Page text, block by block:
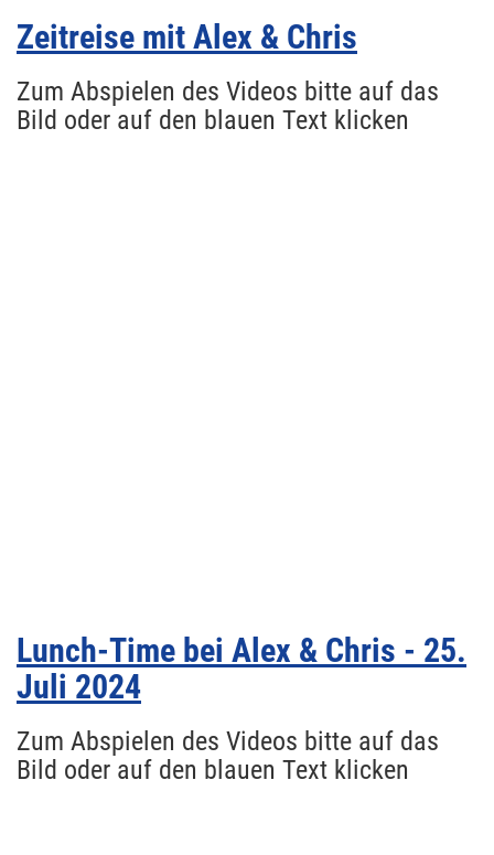
Zeitreise mit Alex & Chris
Zum Abspielen des Videos bitte auf das
Bild oder auf den blauen Text klicken
Lunch-Time bei Alex & Chris - 25.
Juli 2024
Zum Abspielen des Videos bitte auf das
Bild oder auf den blauen Text klicken